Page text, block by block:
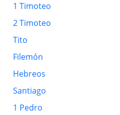
1 Timoteo
2 Timoteo
Tito
Filemón
Hebreos
Santiago
1 Pedro